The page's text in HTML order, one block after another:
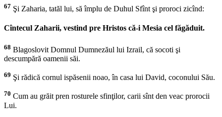
67 Şi Zaharia, tatăl lui, să împlu de Duhul Sfînt şi proroci zicînd:
Cîntecul Zaharii, vestind pre Hristos că-i Mesia cel făgăduit.
68 Blagoslovit Domnul Dumnezăul lui Izrail, că socoti şi
descumpără oamenii săi.
69 Şi rădică cornul ispăsenii noao, în casa lui David, coconului Său.
70 Cum au grăit pren rosturele sfinţilor, carii sînt den veac prorocii
Lui.